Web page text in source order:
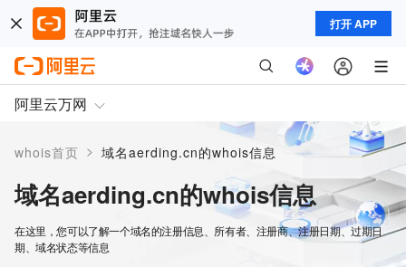
打开 APP
阿里云万网
whois首页 > 域名aerding.cn的whois信息
域名aerding.cn的whois信息
在这里，您可以了解一个域名的注册信息、所有者、注册商、注册日期、过期日
期、域名状态等信息